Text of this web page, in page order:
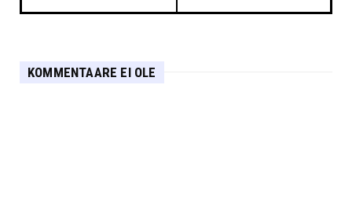
KOMMENTAARE EI OLE